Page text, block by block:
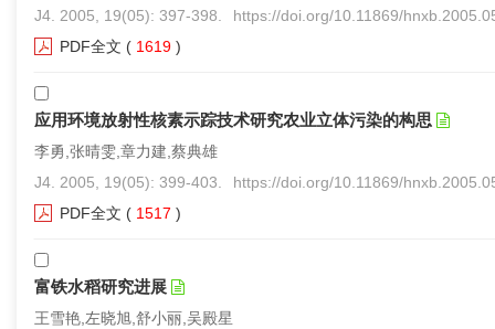
J4. 2005, 19(05): 397-398.
https://doi.org/10.11869/
PDF全文 ( 1619 )
应用环境放射性核素示踪技术研究农业立体污染的构思
李勇,张晴雯,章力建,蔡典雄
J4. 2005, 19(05): 399-403.
https://doi.org/10.11869/
PDF全文 ( 1517 )
富铁水稻研究进展
王雪艳,左晓旭,舒小丽,吴殿星